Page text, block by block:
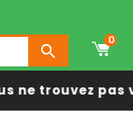

0
ne trouvez pas